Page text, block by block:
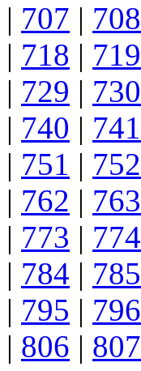
| 707 | 708
| 718 | 719
| 729 | 730
| 740 | 741
| 751 | 752
| 762 | 763
| 773 | 774
| 784 | 785
| 795 | 796
| 806 | 807